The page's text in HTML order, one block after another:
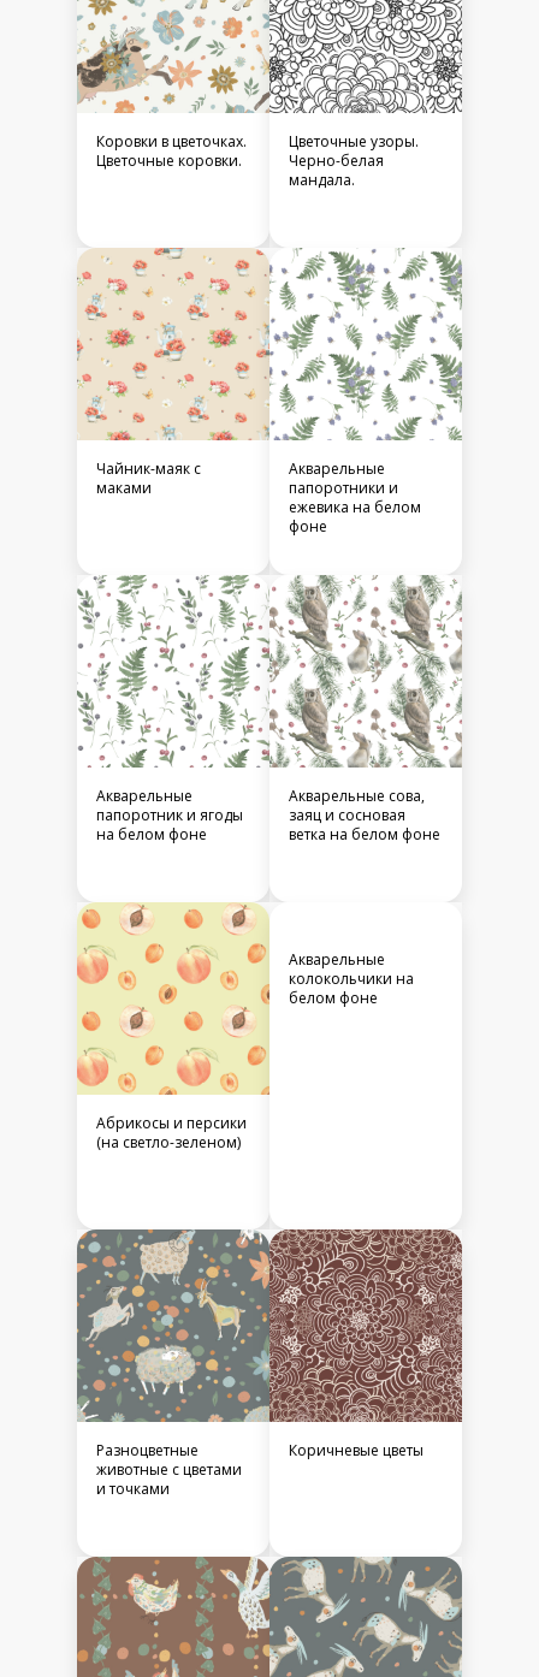
Коровки в цветочках.
Цветочные коровки.
Цветочные узоры.
Черно-белая
мандала.
Чайник-маяк с
маками
Акварельные
папоротники и
ежевика на белом
фоне
Акварельные
папоротник и ягоды
на белом фоне
Акварельные сова,
заяц и сосновая
ветка на белом фоне
Абрикосы и персики
(на светло-зеленом)
Акварельные
колокольчики на
белом фоне
Разноцветные
животные с цветами
и точками
Коричневые цветы